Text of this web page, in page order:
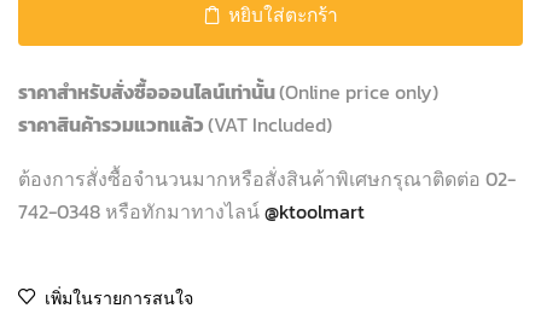
หยิบใส่ตะกร้า
ราคาสำหรับสั่งซื้อออนไลน์เท่านั้น(Online price only)
ราคาสินค้ารวมแวทแล้ว(VAT Included)
ต้องการสั่งซื้อจำนวนมากหรือสั่งสินค้าพิเศษกรุณาติดต่อ 02-
742-0348 หรือทักมาทางไลน์@ktoolmart
เพิ่มในรายการสนใจ